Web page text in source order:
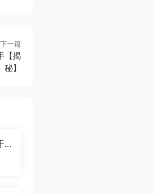
下一篇
【揭
秘】